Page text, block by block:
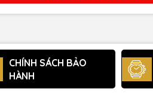
CHÍNH SÁCH BẢO
HÀNH